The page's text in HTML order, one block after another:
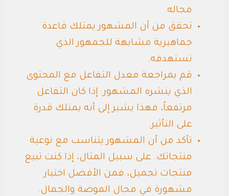
مجاله.
تحقق من أن المشهور يمتلك قاعدة
جماهيرية مشابهة للجمهور الذي
تستهدفه.
قم بمراجعة معدل التفاعل مع المحتوى
الذي ينشره المشهور. إذا كان التفاعل
مرتفعاً، فهذا يشير إلى أنه يمتلك قدرة
على التأثير.
تأكد من أن المشهور يتناسب مع نوعية
منتجاتك. على سبيل المثال، إذا كنت تبيع
منتجات تجميل، فمن الأفضل اختيار
مشهورة في مجال الموضة والجمال.